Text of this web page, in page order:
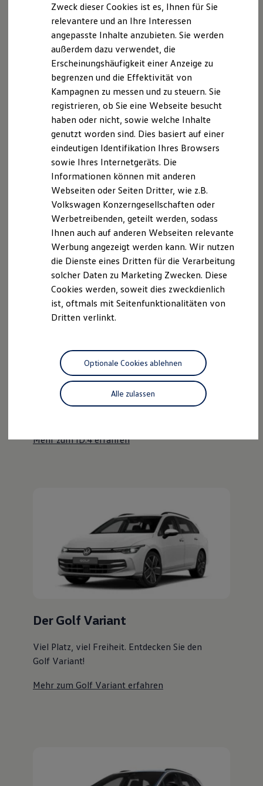
Kaufoptionen
E-Auto-Förderung
Software und Konnektivität
Die ID. Software 6
ID. Software Versionen und Updates
Digitale Extras
Schnittstellen zu Ihrem ID.
Hybridautos
Marke und Erlebnis
Volkswagen R und R Experience
R-Modelle
R Experience
Driving Experience
Volkswagen entdecken
Werkbesichtigung
Lifestyle Shop
T-Roc Kollektion
Golf Kollektion
ID. Kollektion
Volkswagen Kollektion
R-Kollektion
GTI Kollektion
Fußball Drop
we drive football
#wedriveproud
Besitzer und Service
Software Updates
Service und Ersatzteile
Motorenöl und Flüssigkeiten
Räder und Reifen
Pannen- und Unfallhilfe
Economy Service
Volkswagen Teile
Zubehör
Entertainment und Elektronik
Updates für Software, Karten und Radio
Über Ihr Auto
Kundeninformationen
Volkswagen Kundenbetreuung
Warn- und Kontrollleuchten
Assistenzsysteme
Digitale Betriebsanleitung
Magazin
Lifestyle
Familie
Elektromobilität
Volkswagen R
Volkswagen Kundenbetreuung
Der T-Cross
Wendig, flexibel, vielseitig. Entdecken Sie den
T‑Cross.
Mehr zum T-Cross erfahren
Der ID.4
Kraftvoll wie ein SUV, nachhaltig wie ein ID.
Mehr zum ID.4 erfahren
Der Golf Variant
Viel Platz, viel Freiheit. Entdecken Sie den
Golf Variant!
Mehr zum Golf Variant erfahren
Zweck dieser Cookies ist es, Ihnen für Sie
relevantere und an Ihre Interessen
angepasste Inhalte anzubieten. Sie werden
außerdem dazu verwendet, die
Erscheinungshäufigkeit einer Anzeige zu
begrenzen und die Effektivität von
Kampagnen zu messen und zu steuern. Sie
registrieren, ob Sie eine Webseite besucht
haben oder nicht, sowie welche Inhalte
genutzt worden sind. Dies basiert auf einer
eindeutigen Identifikation Ihres Browsers
sowie Ihres Internetgeräts. Die
Informationen können mit anderen
Webseiten oder Seiten Dritter, wie z.B.
Volkswagen Konzerngesellschaften oder
Werbetreibenden, geteilt werden, sodass
Ihnen auch auf anderen Webseiten relevante
Werbung angezeigt werden kann. Wir nutzen
die Dienste eines Dritten für die Verarbeitung
solcher Daten zu Marketing Zwecken. Diese
Cookies werden, soweit dies zweckdienlich
ist, oftmals mit Seitenfunktionalitäten von
Dritten verlinkt.
Alle zulassen
Optionale Cookies ablehnen